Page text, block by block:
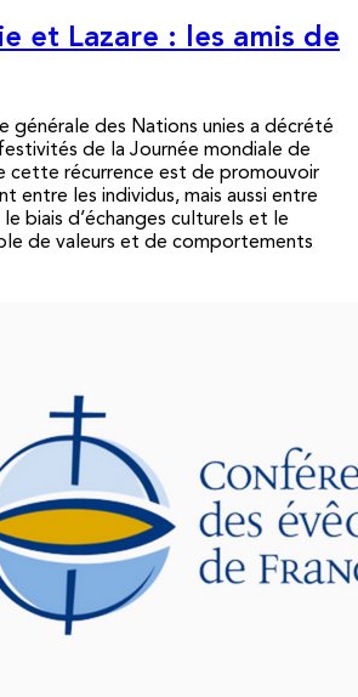
et Lazare : les amis de
générale des Nations unies a décrété
de la Journée mondiale de
cette récurrence est de promouvoir
entre les individus, mais aussi entre
biais d’échanges culturels et le
de valeurs et de comportements